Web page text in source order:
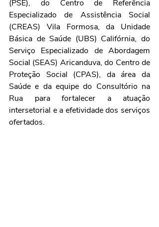
(PSE), do Centro de Referência
Especializado de Assistência Social
(CREAS) Vila Formosa, da Unidade
Básica de Saúde (UBS) Califórnia, do
Serviço Especializado de Abordagem
Social (SEAS) Aricanduva, do Centro de
Proteção Social (CPAS), da área da
Saúde e da equipe do Consultório na
Rua para fortalecer a atuação
intersetorial e a efetividade dos serviços
ofertados.